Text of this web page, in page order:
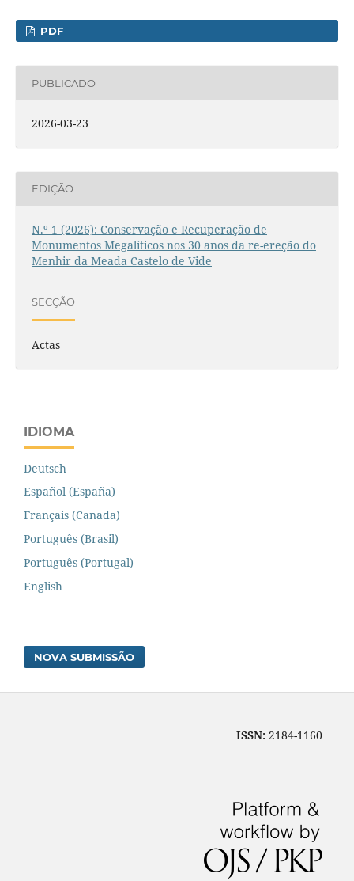
PDF
PUBLICADO
2026-03-23
EDIÇÃO
N.º 1 (2026): Conservação e Recuperação de
Monumentos Megalíticos nos 30 anos da re-ereção do
Menhir da Meada Castelo de Vide
SECÇÃO
Actas
IDIOMA
Deutsch
Español (España)
Français (Canada)
Português (Brasil)
Português (Portugal)
English
NOVA SUBMISSÃO
ISSN: 2184-1160